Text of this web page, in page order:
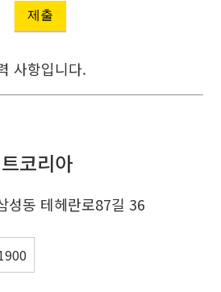
제출
사항입니다.
코리아
성동 테헤란로87길 36